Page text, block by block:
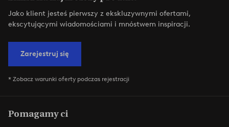
Jako klient jesteś pierwszy z ekskluzywnymi ofertami,
ekscytującymi wiadomościami i mnóstwem inspiracji.
Zarejestruj się
* Zobacz warunki oferty podczas rejestracji
Pomagamy ci